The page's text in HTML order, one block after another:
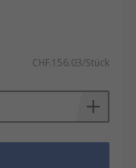
CHF.156.03/Stück